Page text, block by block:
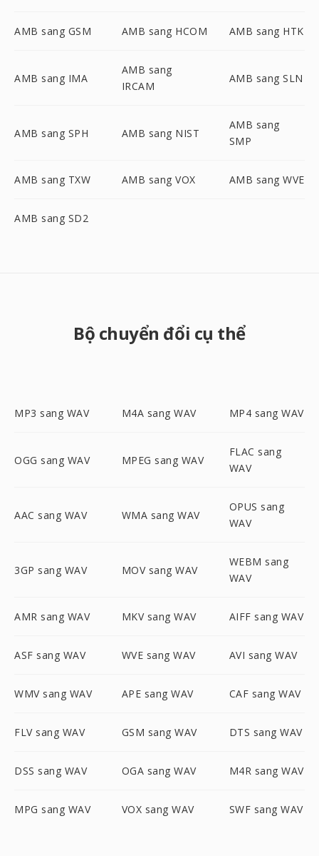
AMB sang GSM AMB sang HCOM AMB sang HTK
AMB sang IMA
AMB sang
IRCAM
AMB sang SLN
AMB sang SPH AMB sang NIST
AMB sang
SMP
AMB sang TXW AMB sang VOX AMB sang WVE
AMB sang SD2
Bộ chuyển đổi cụ thể
MP3 sang WAV M4A sang WAV MP4 sang WAV
OGG sang WAV MPEG sang WAV
FLAC sang
WAV
AAC sang WAV WMA sang WAV
OPUS sang
WAV
3GP sang WAV MOV sang WAV
WEBM sang
WAV
AMR sang WAV MKV sang WAV AIFF sang WAV
ASF sang WAV WVE sang WAV AVI sang WAV
WMV sang WAV APE sang WAV CAF sang WAV
FLV sang WAV GSM sang WAV DTS sang WAV
DSS sang WAV OGA sang WAV M4R sang WAV
MPG sang WAV VOX sang WAV SWF sang WAV